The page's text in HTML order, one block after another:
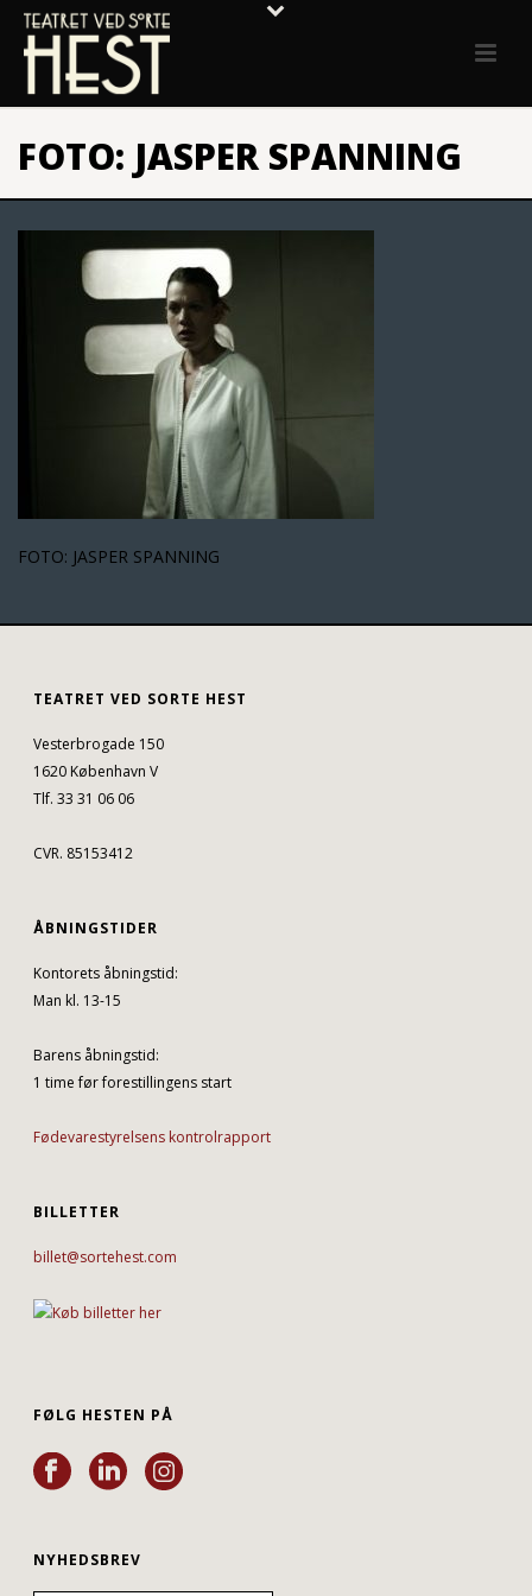
FOTO: JASPER SPANNING
FOTO: JASPER SPANNING
TEATRET VED SORTE HEST
Vesterbrogade 150
1620 København V
Tlf. 33 31 06 06
CVR. 85153412
ÅBNINGSTIDER
Kontorets åbningstid:
Man kl. 13-15
Barens åbningstid:
1 time før forestillingens start
Fødevarestyrelsens kontrolrapport
BILLETTER
billet@sortehest.com
FØLG HESTEN PÅ
NYHEDSBREV